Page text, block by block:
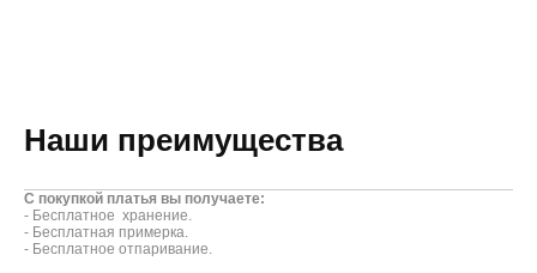
Наши преимущества
С покупкой платья вы получаете:
- Бесплатное хранение.
- Бесплатная примерка.
- Бесплатное отпаривание.